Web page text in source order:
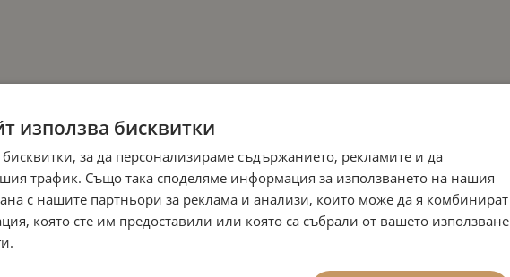
използва бисквитки
за да персонализираме съдържанието, рекламите и да
трафик. Също така споделяме информация за използването на нашия
с нашите партньори за реклама и анализи, които може да я комбинират
която сте им предоставили или която са събрали от вашето използване